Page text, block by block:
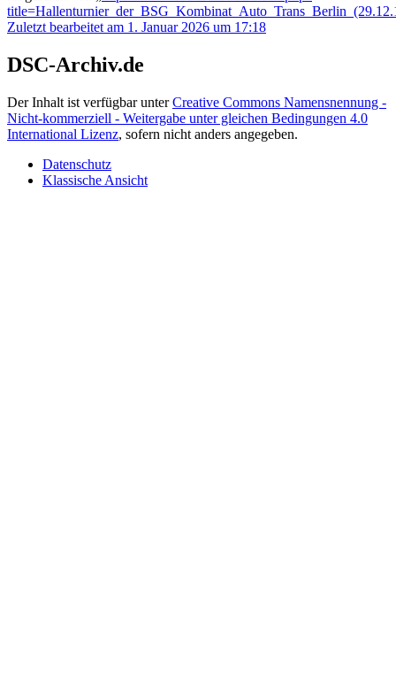
Zuletzt bearbeitet am 1. Januar 2026 um 17:18
DSC-Archiv.de
Der Inhalt ist verfügbar unterCreative Commons Namensnennung -
Nicht-kommerziell - Weitergabe unter gleichen Bedingungen 4.0
International Lizenz, sofern nicht anders angegeben.
Datenschutz
Klassische Ansicht